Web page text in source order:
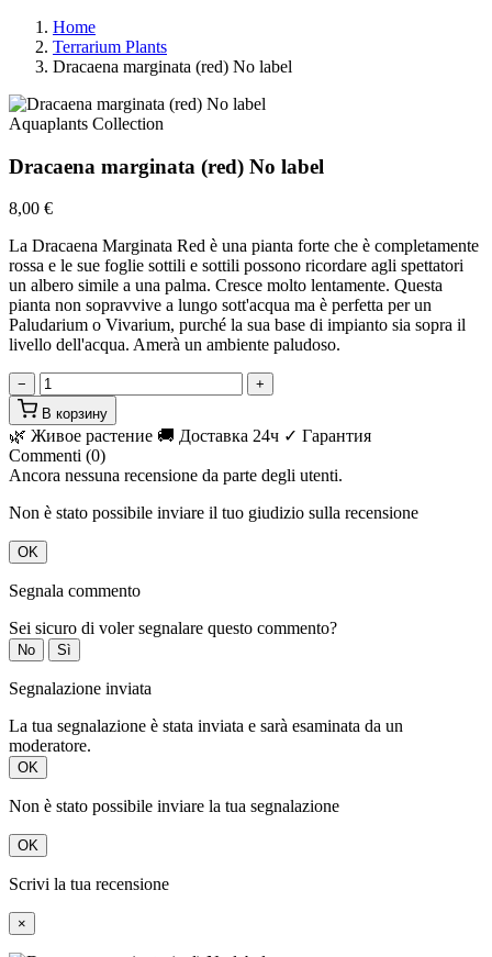
Home
Terrarium Plants
Dracaena marginata (red) No label
Aquaplants Collection
Dracaena marginata (red) No label
8,00 €
La Dracaena Marginata Red è una pianta forte che è completamente
rossa e le sue foglie sottili e sottili possono ricordare agli spettatori
un albero simile a una palma. Cresce molto lentamente. Questa
pianta non sopravvive a lungo sott'acqua ma è perfetta per un
Paludarium o Vivarium, purché la sua base di impianto sia sopra il
livello dell'acqua. Amerà un ambiente paludoso.
−
+
В корзину
🌿 Живое растение 🚚 Доставка 24ч ✓ Гарантия
Commenti (0)
Ancora nessuna recensione da parte degli utenti.
Non è stato possibile inviare il tuo giudizio sulla recensione
OK
Segnala commento
Sei sicuro di voler segnalare questo commento?
No Sì
Segnalazione inviata
La tua segnalazione è stata inviata e sarà esaminata da un
moderatore.
OK
Non è stato possibile inviare la tua segnalazione
OK
Scrivi la tua recensione
×